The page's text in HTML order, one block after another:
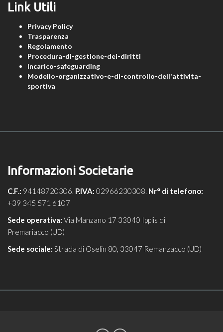
Link Utili
Privacy Policy
Trasparenza
Regolamento
Procedura-di-gestione-dei-diritti
Incarico-safeguarding
Modello-organizzativo-e-di-controllo-dell'attivita-
sportiva
Informazioni Societarie
C.F.: 94148720306. P.IVA: 02966230308. Nr° di telefono:
+39 345 571 6107
Sede operativa: Via Manzano 17 33040 Ipplis di
Premariacco (UD)
Sede sociale: Strada di Oselin 80, 33047 Remanzacco (UD)